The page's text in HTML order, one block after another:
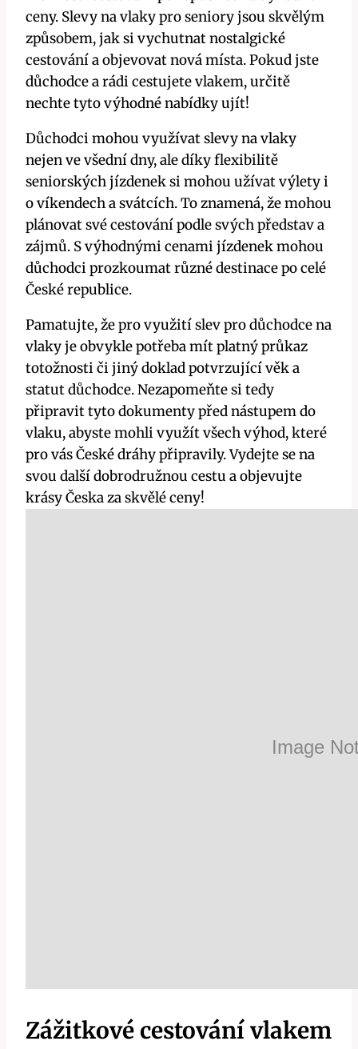
ceny. Slevy na vlaky pro seniory jsou skvělým
způsobem, jak si vychutnat nostalgické
cestování a objevovat nová místa. Pokud jste
důchodce a rádi cestujete vlakem, určitě
nechte tyto výhodné nabídky ujít!
Důchodci mohou využívat slevy na vlaky
nejen ve všední dny, ale díky flexibilitě
seniorských jízdenek si mohou užívat výlety i
o víkendech a svátcích. To znamená, že mohou
plánovat své cestování podle svých představ a
zájmů. S výhodnými cenami jízdenek mohou
důchodci prozkoumat různé destinace po celé
České republice.
Pamatujte, že pro využití slev pro důchodce na
vlaky je obvykle potřeba mít platný průkaz
totožnosti či jiný doklad potvrzující věk a
statut důchodce. Nezapomeňte si tedy
připravit tyto dokumenty před nástupem do
vlaku, abyste mohli využít všech výhod, které
pro vás České dráhy připravily. Vydejte se na
svou další dobrodružnou cestu a objevujte
krásy Česka za skvělé ceny!
Zážitkové cestování vlakem